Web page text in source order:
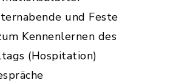
und Feste
Kennenlernen des
(Hospitation)